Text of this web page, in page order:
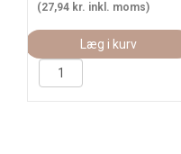
(27,94 kr. inkl. moms)
Læg i kurv